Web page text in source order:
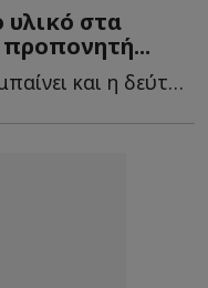
στα
προπονητή...
Σε ρυθμούς προετοιμασίας μπαίνει και η δεύτερη ομάδα ...